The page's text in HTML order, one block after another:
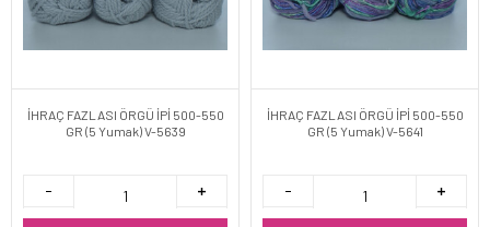
İHRAÇ FAZLASI ÖRGÜ İPİ 500-550
GR (5 Yumak) V-5639
İHRAÇ FAZLASI ÖRGÜ İPİ 500-550
GR (5 Yumak) V-5641